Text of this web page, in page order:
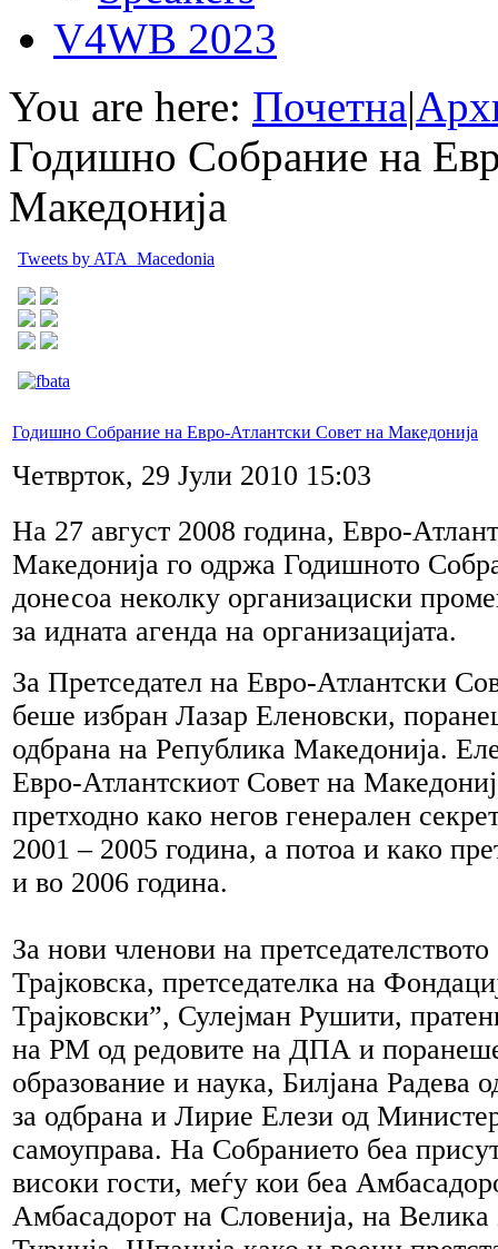
V4WB 2023
You are here: Почетна|
Годишно Собрание на
Македонија
Tweets by ATA_Macedonia
Годишно Собрание на Евро-Атлантски Совет на Македонија
Четврток, 29 Јули 2010 15:03
На 27 август 2008 годинa, Евро-
Македонија го одржа Годишното
донесоа неколку организациски
за идната агенда на организацијата.
За Претседател на Евро-Атлантски
беше избран Лазар Еленовски,
одбрана на Република Македонија.
Евро-Атлантскиот Совет на
претходно како негов генерален
2001 – 2005 година, а потоа и како
и во 2006 година.
За нови членови на
Трајковска, претседателка на
Трајковски”, Сулејман Рушити,
на РМ од редовите на ДПА и
образование и наука, Билјана Радева
за одбрана и Лирие Елези од
самоуправа. На Собранието беа
високи гости, меѓу кои беа
Амбасадорот на Словенија, на Велика